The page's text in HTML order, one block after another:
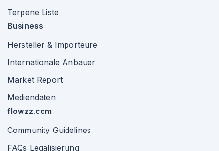
Terpene Liste
Business
Hersteller & Importeure
Internationale Anbauer
Market Report
Mediendaten
flowzz.com
Community Guidelines
FAQs Legalisierung